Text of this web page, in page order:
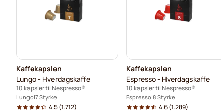
Kaffekapslen
Lungo - Hverdagskaffe
10 kapsler til Nespresso®
Lungo 7 Styrke
4.5(1.712)
Kaffekapslen
Espresso - Hverdagskaffe
10 kapsler til Nespresso®
Espresso 8 Styrke
4.6(1.289)